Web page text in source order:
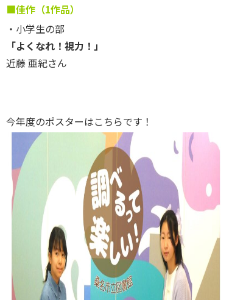
■佳作（1作品）
・小学生の部
「よくなれ！視力！」
近藤 亜紀さん
今年度のポスターはこちらです！